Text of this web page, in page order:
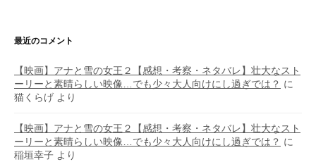
最近のコメント
【映画】アナと雪の女王２【感想・考察・ネタバレ】壮大なスト
ーリーと素晴らしい映像…でも少々大人向けにし過ぎでは？ に
猫くらげ より
【映画】アナと雪の女王２【感想・考察・ネタバレ】壮大なスト
ーリーと素晴らしい映像…でも少々大人向けにし過ぎでは？ に
稲垣幸子 より